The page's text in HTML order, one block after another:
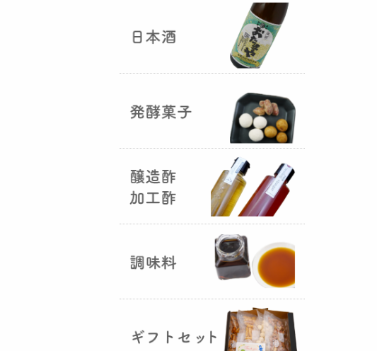
国産（熊本産）の大麦に白麹菌を
つけて丁寧に培養して『大麦白
』が完成しました！大麦麹から
の旨みと、白麹から生成される天
然のクエン酸（酸味）が良き製品
を創出してくれることです。塩麹
作りや米麹や大麦麹とブレンドし
ての味噌作りなど、次の食のステ
ージに・・・
R6年 クロ黒麹が出来ました
♪（2025年01月15日）